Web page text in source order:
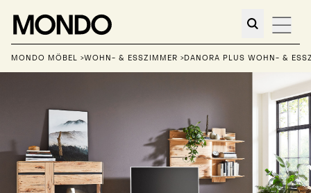
MONDO MÖBEL >WOHN- & ESSZIMMER >DANORA PLUS WOHN- &